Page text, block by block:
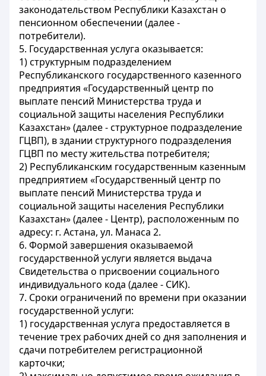
законодательством Республики Казахстан о
пенсионном обеспечении (далее -
потребители).
5. Государственная услуга оказывается:
1) структурным подразделением
Республиканского государственного казенного
предприятия «Государственный центр по
выплате пенсий Министерства труда и
социальной защиты населения Республики
Казахстан» (далее - структурное подразделение
ГЦВП), в здании структурного подразделения
ГЦВП по месту жительства потребителя;
2) Республиканским государственным казенным
предприятием «Государственный центр по
выплате пенсий Министерства труда и
социальной защиты населения Республики
Казахстан» (далее - Центр), расположенным по
адресу: г. Астана, ул. Манаса 2.
6. Формой завершения оказываемой
государственной услуги является выдача
Свидетельства о присвоении социального
индивидуального кода (далее - СИК).
7. Сроки ограничений по времени при оказании
государственной услуги:
1) государственная услуга предоставляется в
течение трех рабочих дней со дня заполнения и
сдачи потребителем регистрационной
карточки;